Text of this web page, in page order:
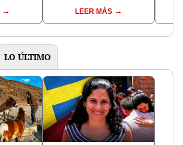
alto
Titicaca por más de
2.500 metros
LEER MÁS
LO ÚLTIMO